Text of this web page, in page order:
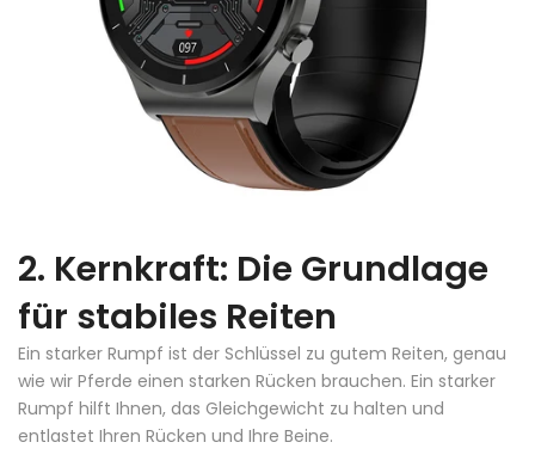
2. Kernkraft: Die Grundlage
für stabiles Reiten
Ein starker Rumpf ist der Schlüssel zu gutem Reiten, genau
wie wir Pferde einen starken Rücken brauchen. Ein starker
Rumpf hilft Ihnen, das Gleichgewicht zu halten und
entlastet Ihren Rücken und Ihre Beine.